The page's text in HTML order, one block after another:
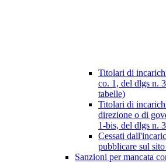
Titolari di
co. 1, del dlgs n.
tabelle)
Titolari di
direzione o di
1-bis, del dlgs n.
Cessati
pubblicare sul
Sanzioni per mancata